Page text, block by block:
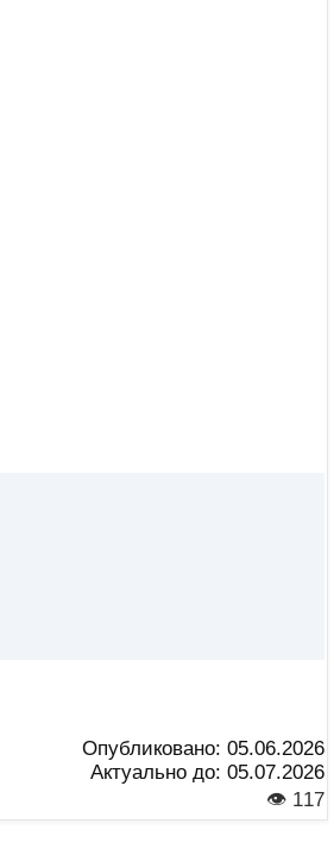
Опубликовано: 05.06.2026
Актуально до: 05.07.2026
👁 117